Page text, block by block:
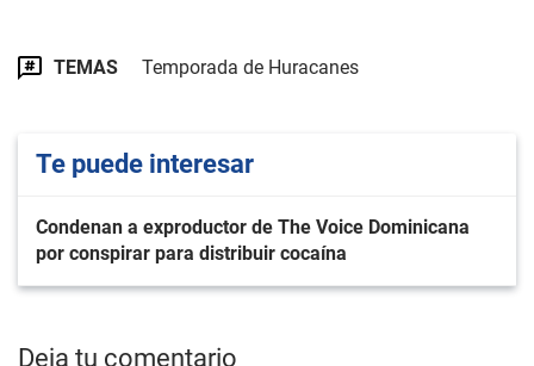
TEMAS Temporada de Huracanes
Te puede interesar
Condenan a exproductor de The Voice Dominicana
por conspirar para distribuir cocaína
Deja tu comentario